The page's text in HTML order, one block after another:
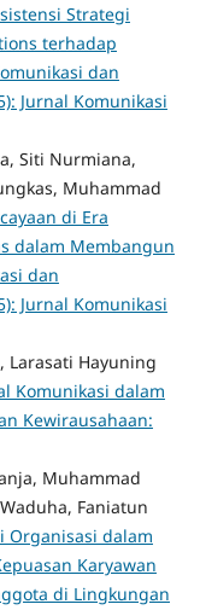
Strategi
terhadap
dan
Jurnal Komunikasi
Siti Nurmiana,
Muhammad
di Era
dalam Membangun
dan
Jurnal Komunikasi
Larasati Hayuning
Komunikasi dalam
Kewirausahaan:
Muhammad
Faniatun
Organisasi dalam
Karyawan
di Lingkungan